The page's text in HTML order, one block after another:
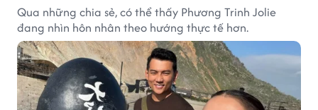
Qua những chia sẻ, có thể thấy Phương Trinh Jolie
đang nhìn hôn nhân theo hướng thực tế hơn.